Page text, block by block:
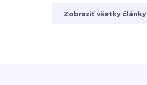
Zobraziť všetky články